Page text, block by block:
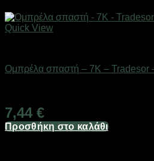
Quick View
Ομπρέλα σπαστή – 7K – Tradesor
7,44 €
Προσθήκη στο καλάθι